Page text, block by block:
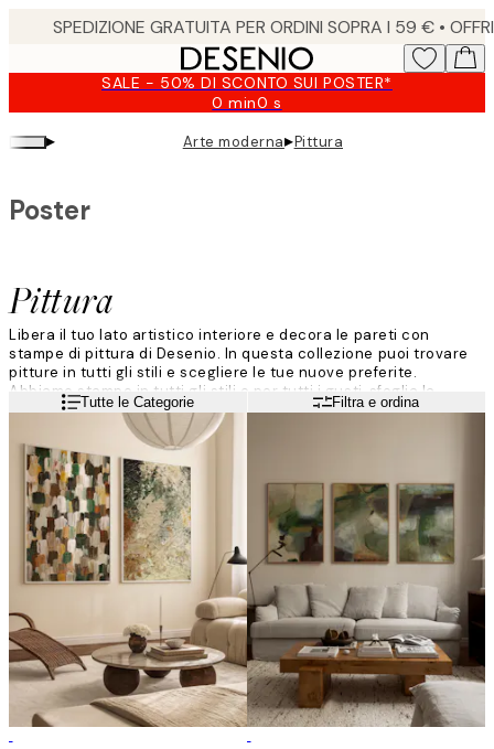
SALE - 50% DI SCONTO SUI POSTER*
0 min0 s
Valido
fino
a:
▸ Arte moderna▸Pittura
Pittura
Poster
Libera il tuo lato artistico interiore e decora le pareti con
stampe di pittura di Desenio. In questa collezione puoi trovare
pitture in tutti gli stili e scegliere le tue nuove preferite.
Abbiamo stampe in tutti gli stili e per tutti i gusti, sfoglia la
collezione e trova quelle che ami di più per creare una nuova
galleria a parete artistica.
Leggi di piùTutte le Categorie Filtra e ordina